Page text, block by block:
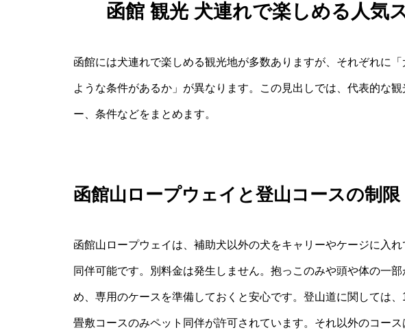
函館 観光 犬連れで楽しめる人気
函館には犬連れで楽しめる観光地が多数ありますが、それぞれに
ような条件があるか」が異なります。この見出しでは、代表的な
ー、条件などをまとめます。
函館山ロープウェイと登山コースの制限
函館山ロープウェイは、補助犬以外の犬をキャリーやケージに入
同伴可能です。別料金は発生しません。抱っこのみや頭や体の一
め、専用のケースを準備しておくと安心です。登山道に関しては
畳敷コースのみペット同伴が許可されています。それ以外のコー